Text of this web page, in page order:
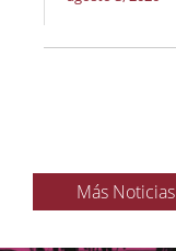
Más Noticias